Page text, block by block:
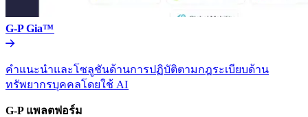
G-P Gia™​​
คำแนะนำและโซลูชันด้านการปฏิบัติตามกฎระเบียบด้าน
ทรัพยากรบุคคลโดยใช้ AI​​
G-P แพลตฟอร์ม​​